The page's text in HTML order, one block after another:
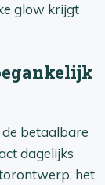
glow krijgt
betaalbare
dagelijks
het